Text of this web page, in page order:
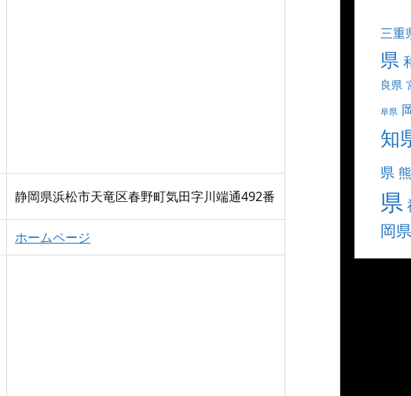
静岡県浜松市天竜区春野町気田字川端通492番
ホームページ
三重
県
良県
阜県
知
県
県
岡県